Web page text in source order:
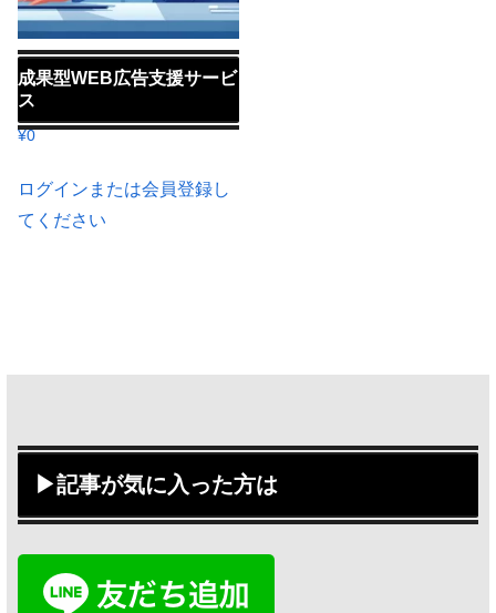
成果型WEB広告支援サービ
ス
¥0
ログインまたは会員登録し
てください
▶記事が気に入った方は